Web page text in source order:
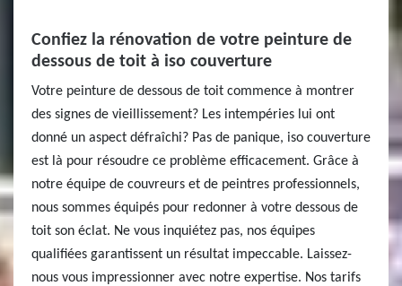
Confiez la rénovation de votre peinture de
dessous de toit à iso couverture
Votre peinture de dessous de toit commence à montrer
des signes de vieillissement? Les intempéries lui ont
donné un aspect défraîchi? Pas de panique, iso couverture
est là pour résoudre ce problème efficacement. Grâce à
notre équipe de couvreurs et de peintres professionnels,
nous sommes équipés pour redonner à votre dessous de
toit son éclat. Ne vous inquiétez pas, nos équipes
qualifiées garantissent un résultat impeccable. Laissez-
nous vous impressionner avec notre expertise. Nos tarifs